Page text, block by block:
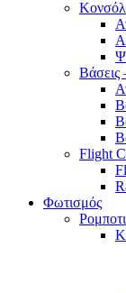
Βάσεις
Flight
Φωτισμός